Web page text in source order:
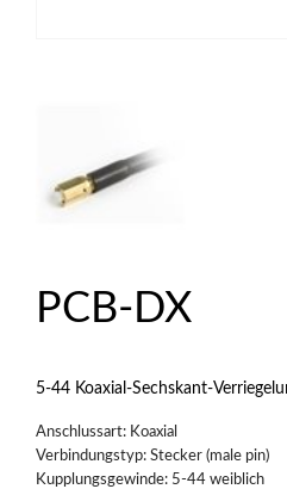
PCB-DX
5-44 Koaxial-Sechskant-
Anschlussart: Koaxial
Verbindungstyp: Stecker (male pin)
Kupplungsgewinde: 5-44 weiblich